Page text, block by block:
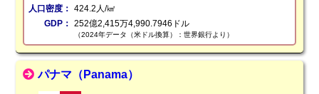
人口密度： 424.2人/㎢
GDP： 252億2,415万4,990.7946ドル
（2024年データ（米ドル換算）：世界銀行より）
パナマ（Panama）